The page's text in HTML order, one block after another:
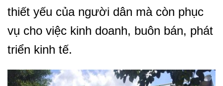
thiết yếu của người dân mà còn phục
vụ cho việc kinh doanh, buôn bán, phát
triển kinh tế.